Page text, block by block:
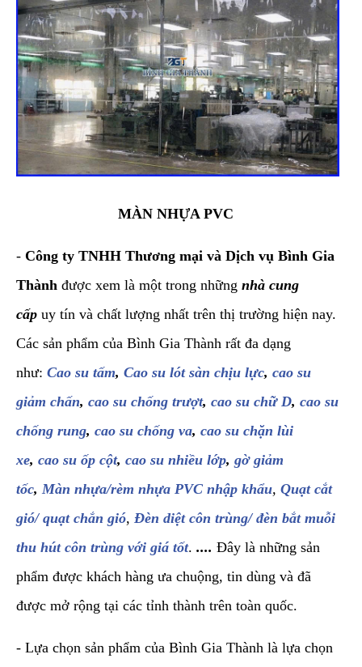
MÀN NHỰA PVC
- Công ty TNHH Thương mại và Dịch vụ Bình Gia
Thành được xem là một trong những nhà cung
cấp uy tín và chất lượng nhất trên thị trường hiện nay.
Các sản phẩm của Bình Gia Thành rất đa dạng
như: Cao su tấm, Cao su lót sàn chịu lực, cao su
giảm chấn, cao su chống trượt, cao su chữ D, cao su
chống rung, cao su chống va, cao su chặn lùi
xe, cao su ốp cột, cao su nhiều lớp, gờ giảm
tốc, Màn nhựa/rèm nhựa PVC nhập khẩu, Quạt cắt
gió/ quạt chắn gió, Đèn diệt côn trùng/ đèn bắt muỗi
thu hút côn trùng với giá tốt. .... Đây là những sản
phẩm được khách hàng ưa chuộng, tin dùng và đã
được mở rộng tại các tỉnh thành trên toàn quốc.
- Lựa chọn sản phẩm của Bình Gia Thành là lựa chọn